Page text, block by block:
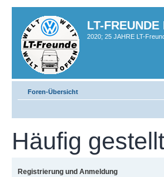
LT-FREUNDE
2020; 25 JAHRE LT-
Foren-Übersicht
Häufig
Registrierung und Anmeldung